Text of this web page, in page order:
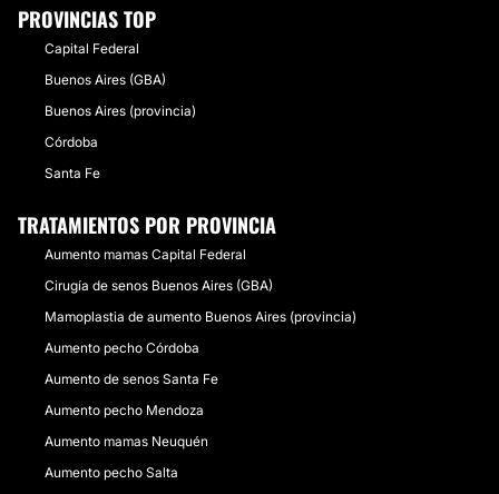
PROVINCIAS TOP
Capital Federal
Buenos Aires (GBA)
Buenos Aires (provincia)
Córdoba
Santa Fe
TRATAMIENTOS POR PROVINCIA
Aumento mamas Capital Federal
Cirugía de senos Buenos Aires (GBA)
Mamoplastia de aumento Buenos Aires (provincia)
Aumento pecho Córdoba
Aumento de senos Santa Fe
Aumento pecho Mendoza
Aumento mamas Neuquén
Aumento pecho Salta